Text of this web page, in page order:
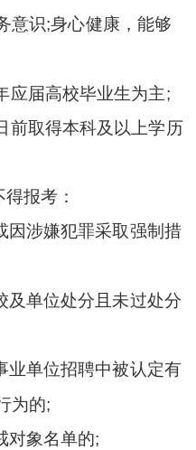
意识;身心健康，能够
应届高校毕业生为主;
前取得本科及以上学历
报考：
因涉嫌犯罪采取强制措
及单位处分且未过处分
业单位招聘中被认定有
为的;
对象名单的;